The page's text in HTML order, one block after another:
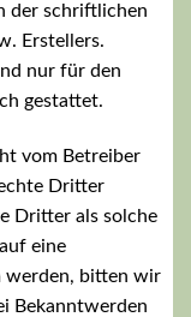
der schriftlichen
Erstellers.
nur für den
gestattet.
vom Betreiber
Dritter
Dritter als solche
eine
werden, bitten wir
Bekanntwerden